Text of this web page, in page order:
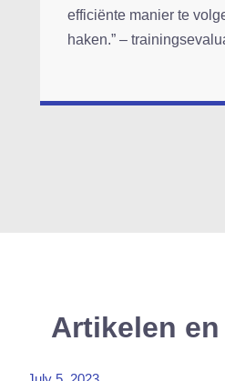
efficiënte manier te
haken.” –
Artikelen